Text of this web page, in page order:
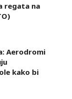
regata na
Aerodromi
kako bi